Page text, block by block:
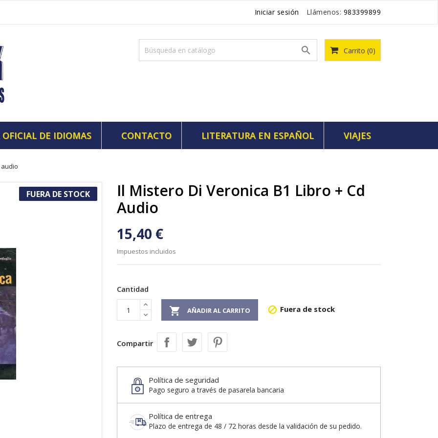
Iniciar sesión Llámenos: 983399899
Carrito (0)

OFICIAL DE IDIOMAS CONTACTO LITERATURA EN ESPAÑOL VIAJES
audio
FUERA DE STOCK
Il Mistero Di Veronica B1 Libro + Cd
Audio
15,40 €
Impuestos incluidos
Cantidad
 AÑADIR AL CARRITO  Fuera de stock
Compartir
Política de seguridad
Pago seguro a través de pasarela bancaria
Política de entrega
Plazo de entrega de 48 / 72 horas desde la validación de su pedido.